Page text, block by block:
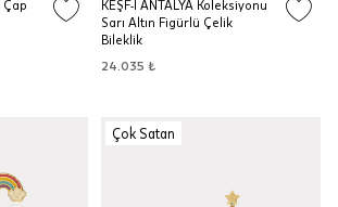
Çap
KEŞF-İ ANTALYA Koleksiyonu
Sarı Altın Figürlü Çelik
Bileklik
24.035 ₺
Çok Satan